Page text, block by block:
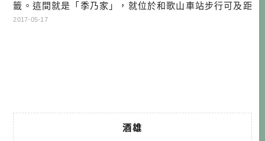
籤。這間就是「季乃家」，就位於和歌山車站步行可及距
離，如果有機會在和歌山住宿一晚，或許這會是很棒的選擇
2017-05-17
酒雄